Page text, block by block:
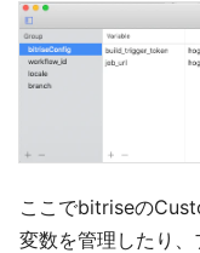
ここでbitriseの
変数を管理したり